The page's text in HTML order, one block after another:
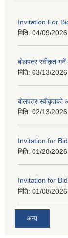
Invitation For
मिति: 04/09/
बोलपत्र स्वीकृत
मिति: 03/13/
बोलपत्र स्वीकृतको
मिति: 02/13/
Invitation for
मिति: 01/28/
Invitation for
मिति: 01/08/
अन्य